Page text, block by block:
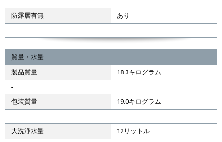
防露層有無
あり
-
質量・水量
製品質量
18.3キログラム
-
包装質量
19.0キログラム
-
大洗浄水量
12リットル